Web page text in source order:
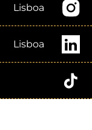
Lisboa
Lisboa